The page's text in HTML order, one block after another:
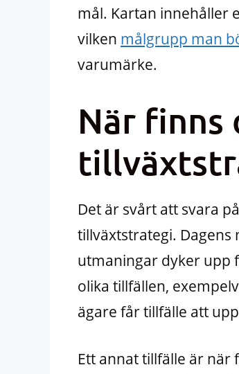
mål. Kartan innehåller
vilken målgrupp man
varumärke.
När finns
Det är svårt att svara
tillväxtstrategi.
utmaningar dyker upp
olika tillfällen,
ägare får tillfälle att
Ett annat tillfälle är när